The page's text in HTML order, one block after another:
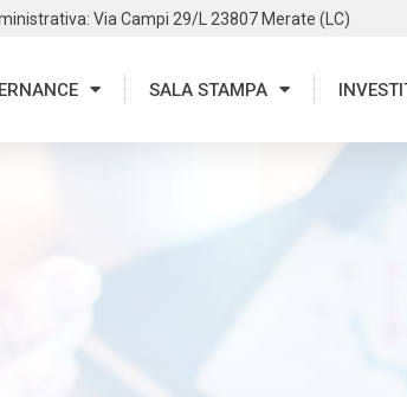
Via Campi 29/L 23807 Merate (LC)
SALA STAMPA